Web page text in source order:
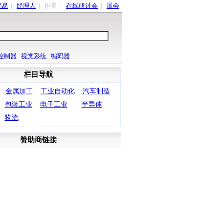
易 | 经理人 | 排名 | 在线研讨会 | 展会
制器 视觉系统 编码器
栏目导航
金属加工 工业自动化
汽车制造
包装工业
电子工业
半导体
物流
赞助商链接